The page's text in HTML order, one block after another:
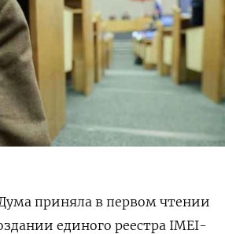
приняла в первом чтении
единого реестра IMEI-